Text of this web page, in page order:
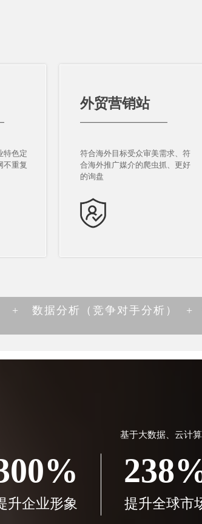
特色定
不重复
特色定
不重复
外贸营销站
————————————
符合海外目标受众审美需求、符
合海外推广媒介的爬虫抓、更好
的询盘
外贸营销站
————————————
符合海外目标受众审美需求、符
合海外推广媒介的爬虫抓、更好
的询盘
+ 数据分析（竞争对手分析）
基于大数据、云计
升企业形象 提升全球市